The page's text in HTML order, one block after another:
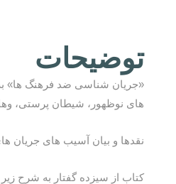
توضیحات
«جریان شناسی ضد فرهنگ ها»
های نوظهور، شیطان پرستی،
نقدها و بیان آسیب های جریان
کتاب از سیزده گفتار به شرح